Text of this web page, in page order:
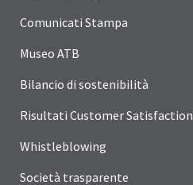
Comunicati Stampa
Museo ATB
Bilancio di sostenibilità
Risultati Customer Satisfaction
Whistleblowing
Società trasparente